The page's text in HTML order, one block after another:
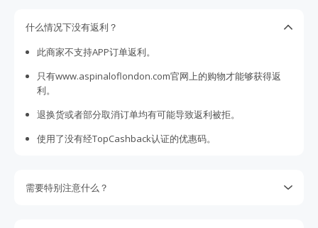
什么情况下没有返利？
此商家不支持APP订单返利。
只有www.aspinaloflondon.com官网上的购物才能够获得返
利。
退换货或者部分取消订单均有可能导致返利被拒。
使用了没有经TopCashback认证的优惠码。
需要特别注意什么？